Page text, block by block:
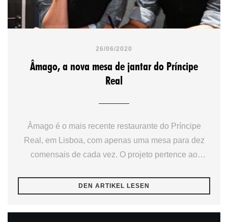
26/06/2020
Âmago, a nova mesa de jantar do Príncipe
Real
Âmago é o mais recente restaurante do Príncipe
Real, em Lisboa, com apenas uma mesa para dez
comensais de cada vez. O projeto pertence ao
DEN ARTIKEL LESEN